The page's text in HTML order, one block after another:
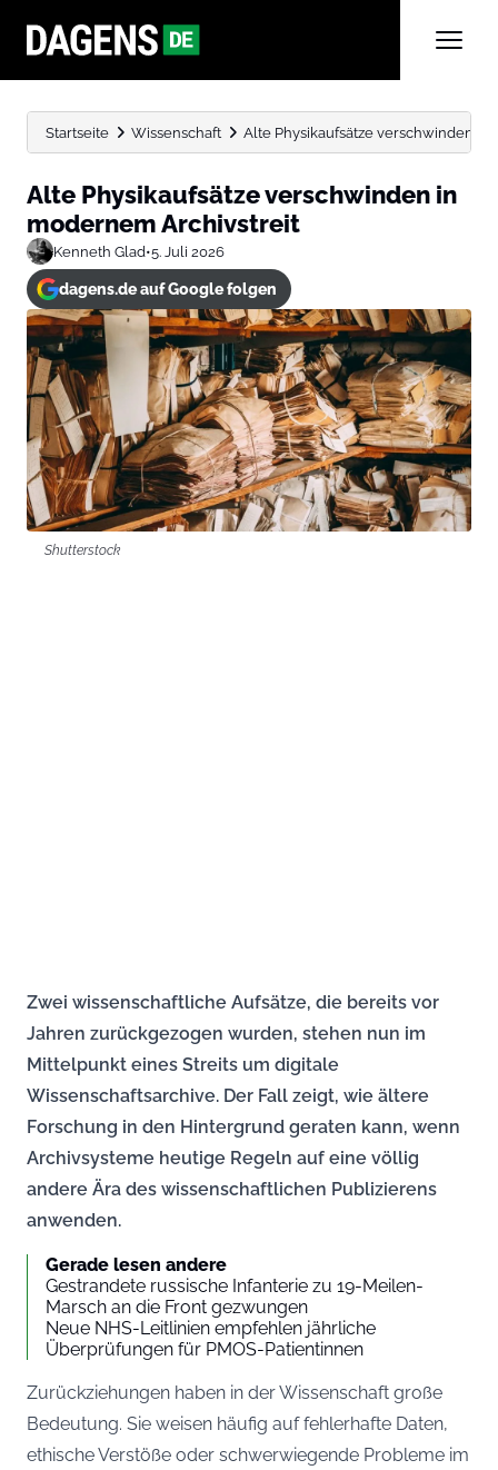
Startseite Wissenschaft Alte Physikaufsätze verschwinden in
Alte Physikaufsätze verschwinden in
modernem Archivstreit
Kenneth Glad•5. Juli 2026
dagens.de auf Google folgen
Shutterstock
Zwei wissenschaftliche Aufsätze, die bereits vor
Jahren zurückgezogen wurden, stehen nun im
Mittelpunkt eines Streits um digitale
Wissenschaftsarchive. Der Fall zeigt, wie ältere
Forschung in den Hintergrund geraten kann, wenn
Archivsysteme heutige Regeln auf eine völlig
andere Ära des wissenschaftlichen Publizierens
anwenden.
Gerade lesen andere
Gestrandete russische Infanterie zu 19-Meilen-
Marsch an die Front gezwungen
Neue NHS-Leitlinien empfehlen jährliche
Überprüfungen für PMOS-Patientinnen
Zurückziehungen haben in der Wissenschaft große
Bedeutung. Sie weisen häufig auf fehlerhafte Daten,
ethische Verstöße oder schwerwiegende Probleme im